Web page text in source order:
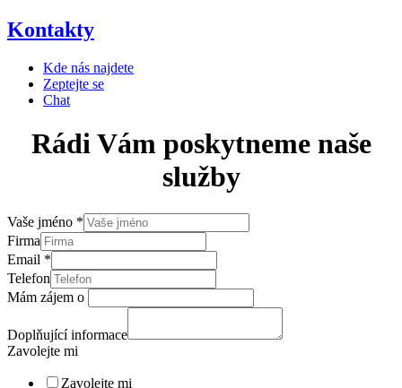
Kontakty
Kde nás najdete
Zeptejte se
Chat
Rádi Vám poskytneme naše
služby
Vaše jméno *
Firma
Email *
Telefon
Mám zájem o
Doplňující informace
Zavolejte mi
Zavolejte mi